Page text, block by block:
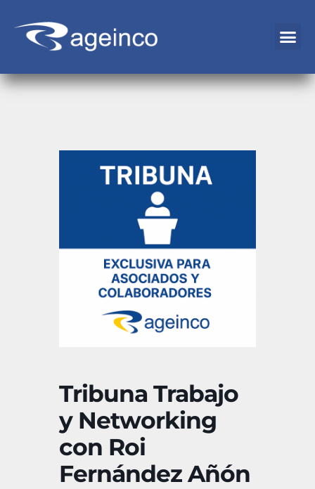
Tribuna Trabajo
y Networking
con Roi
Fernández Añón